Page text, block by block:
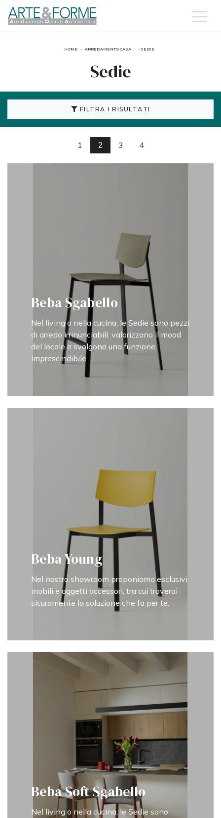
HOME - ARREDAMENTO CASA - SEDIE
Sedie
FILTRA I RISULTATI
1 2 3 4
Beba Sgabello
Nel living o nella cucina, le Sedie sono pezzi
di arredo irrinunciabili: valorizzano il mood
del locale e svolgono una funzione
imprescindibile.
Beba Young
Nel nostro showroom proponiamo esclusivi
mobili e oggetti accessori, tra cui troverai
sicuramente la soluzione che fa per te.
Beba Soft Sgabello
Nel living o nella cucina, le Sedie sono